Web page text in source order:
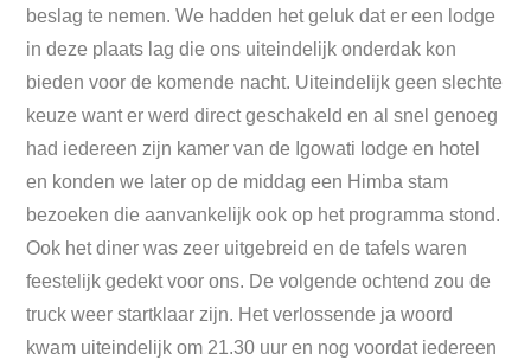
beslag te nemen. We hadden het geluk dat er een lodge
in deze plaats lag die ons uiteindelijk onderdak kon
bieden voor de komende nacht. Uiteindelijk geen slechte
keuze want er werd direct geschakeld en al snel genoeg
had iedereen zijn kamer van de Igowati lodge en hotel
en konden we later op de middag een Himba stam
bezoeken die aanvankelijk ook op het programma stond.
Ook het diner was zeer uitgebreid en de tafels waren
feestelijk gedekt voor ons. De volgende ochtend zou de
truck weer startklaar zijn. Het verlossende ja woord
kwam uiteindelijk om 21.30 uur en nog voordat iedereen